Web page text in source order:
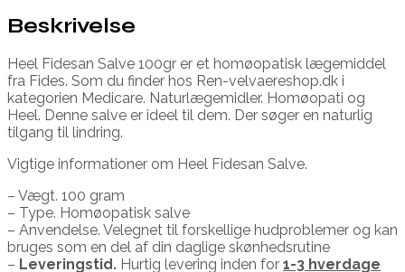
Beskrivelse
Heel Fidesan Salve 100gr er et homøopatisk lægemiddel
fra Fides. Som du finder hos Ren-velvaereshop.dk i
kategorien Medicare. Naturlægemidler. Homøopati og
Heel. Denne salve er ideel til dem. Der søger en naturlig
tilgang til lindring.
Vigtige informationer om Heel Fidesan Salve.
– Vægt. 100 gram
– Type. Homøopatisk salve
– Anvendelse. Velegnet til forskellige hudproblemer og kan
bruges som en del af din daglige skønhedsrutine
– Leveringstid. Hurtig levering inden for 1-3 hverdage